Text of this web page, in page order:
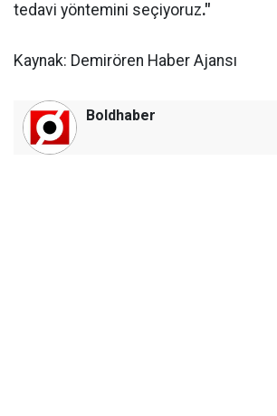
tedavi yöntemini seçiyoruz."
Kaynak: Demirören Haber Ajansı
Boldhaber